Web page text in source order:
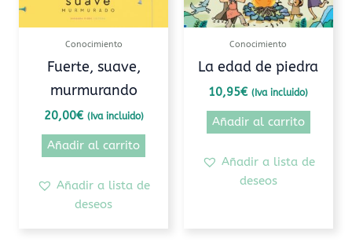
Conocimiento
Fuerte, suave,
murmurando
20,00€ (Iva incluido)
Añadir al carrito
Añadir a lista de
deseos
Conocimiento
La edad de piedra
10,95€ (Iva incluido)
Añadir al carrito
Añadir a lista de
deseos